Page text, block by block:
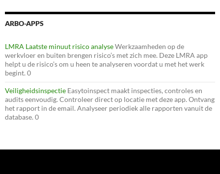
ARBO-APPS
LMRA Laatste minuut risico analyseWerkzaamheden op de
werkvloer en buiten brengen risico’s met zich mee. Deze LMRA app
helpt u de risico’s om u heen te analyseren voordat u met het werk
begint. 0
Veiligheidsinspectie Easytoinspect maakt inspecties, controles en
audits eenvoudig. Controleer direct op locatie met deze app. Ontvang
het rapport in de email. Analyseer periodiek alle rapporten vanuit de
database. 0